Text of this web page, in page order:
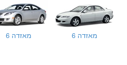
מאזדה 6 מאזדה 6